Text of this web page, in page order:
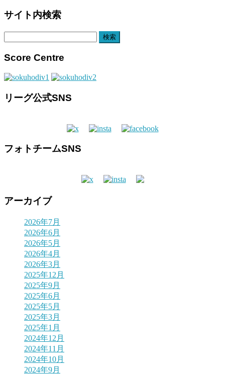
サイト内検索
Score Centre
リーグ公式SNS
フォトチームSNS
アーカイブ
2026年7月
2026年6月
2026年5月
2026年4月
2026年3月
2025年12月
2025年9月
2025年6月
2025年5月
2025年3月
2025年1月
2024年12月
2024年11月
2024年10月
2024年9月